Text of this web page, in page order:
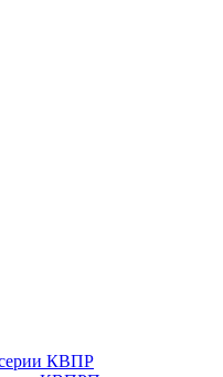
КВПР